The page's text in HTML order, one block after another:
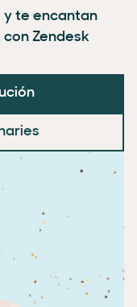
y te encantan
Zendesk